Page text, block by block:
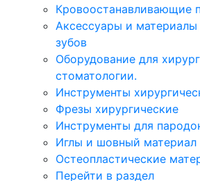
Кровоостанавливающие
Аксессуары и
зубов
Оборудование для
стоматологии.
Инструменты
Фрезы хирургические
Инструменты для
Иглы и шовный материал
Остеопластические
Перейти в раздел